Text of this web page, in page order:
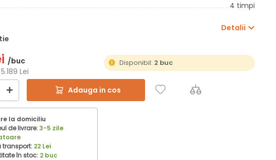
4 timpi
Detalii
/buc
Lei
Disponibil: 2 buc
Adauga in cos
la domiciliu
de livrare:3-5 zile
transport: 22 Lei
în stoc: 2 buc